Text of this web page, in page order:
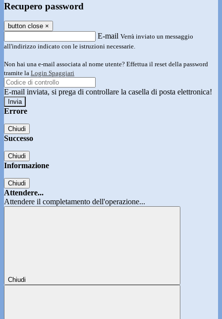
Recupero password
button close ×
E-mail Verrà inviato un messaggio
all'indirizzo indicato con le istruzioni necessarie.
Non hai una e-mail associata al nome utente? Effettua il reset della password
tramite la Login Spaggiari
E-mail inviata, si prega di controllare la casella di posta elettronica!
Errore
Chiudi
Successo
Chiudi
Informazione
Chiudi
Attendere...
Attendere il completamento dell'operazione...
Chiudi